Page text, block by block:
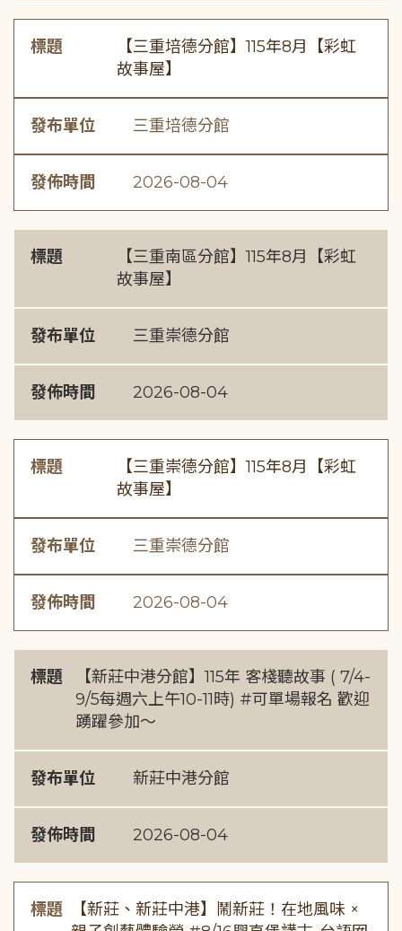
標題
【三重培德分館】115年8月【彩虹
故事屋】
發布單位 三重培德分館
發佈時間 2026-08-04
標題
【三重南區分館】115年8月【彩虹
故事屋】
發布單位 三重崇德分館
發佈時間 2026-08-04
標題
【三重崇德分館】115年8月【彩虹
故事屋】
發布單位 三重崇德分館
發佈時間 2026-08-04
標題
【新莊中港分館】115年 客棧聽故事 ( 7/4-
9/5每週六上午10-11時) #可單場報名 歡迎
踴躍參加～
發布單位 新莊中港分館
發佈時間 2026-08-04
標題
【新莊、新莊中港】鬧新莊！在地風味 ×